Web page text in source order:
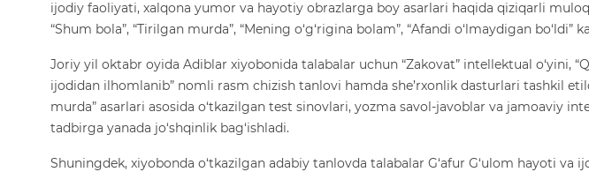
ijodiy faoliyati, xalqona yumor va hayotiy obrazlarga boy asarlari haqida qiziqarli
“Shum bola”, “Tirilgan murda”, “Mening o‘g‘rigina bolam”, “Afandi o‘lmaydigan bo‘ldi”
Joriy yil oktabr oyida Adiblar xiyobonida talabalar uchun “Zakovat” intellektual o‘yini,
ijodidan ilhomlanib” nomli rasm chizish tanlovi hamda she’rxonlik dasturlari tashkil
murda” asarlari asosida o‘tkazilgan test sinovlari, yozma savol-javoblar va jamoaviy
tadbirga yanada jo‘shqinlik bag‘ishladi.
Shuningdek, xiyobonda o‘tkazilgan adabiy tanlovda talabalar G‘afur G‘ulom hayoti va